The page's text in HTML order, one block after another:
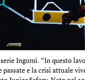
Ingumi. “In questo
passate e la crisi attuale